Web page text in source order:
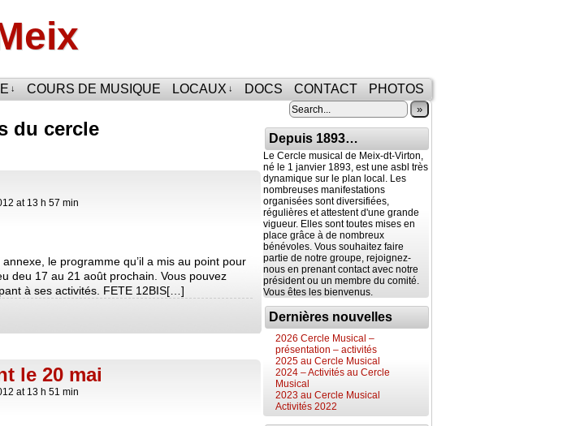
↓ COURS DE MUSIQUE LOCAUX ↓ DOCS CONTACT PHOTOS
»
du cercle
at 13 h 57 min
le programme qu’il a mis au point pour
deu 17 au 21 août prochain. Vous pouvez
à ses activités. FETE 12BIS[…]
le 20 mai
at 13 h 51 min
Depuis 1893…
Le Cercle musical de Meix-dt-Virton,
né le 1 janvier 1893, est une asbl très
dynamique sur le plan local. Les
nombreuses manifestations
organisées sont diversifiées,
régulières et attestent d'une grande
vigueur. Elles sont toutes mises en
place grâce à de nombreux
bénévoles. Vous souhaitez faire
partie de notre groupe, rejoignez-
nous en prenant contact avec notre
président ou un membre du comité.
Vous êtes les bienvenus.
Dernières nouvelles
2026 Cercle Musical –
présentation – activités
2025 au Cercle Musical
2024 – Activités au Cercle
Musical
2023 au Cercle Musical
Activités 2022